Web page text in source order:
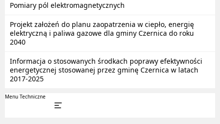
Pomiary pól elektromagnetycznych
Projekt założeń do planu zaopatrzenia w ciepło, energię
elektryczną i paliwa gazowe dla gminy Czernica do roku
2040
Informacja o stosowanych środkach poprawy efektywności
energetycznej stosowanej przez gminę Czernica w latach
2017-2025
Menu Techniczne